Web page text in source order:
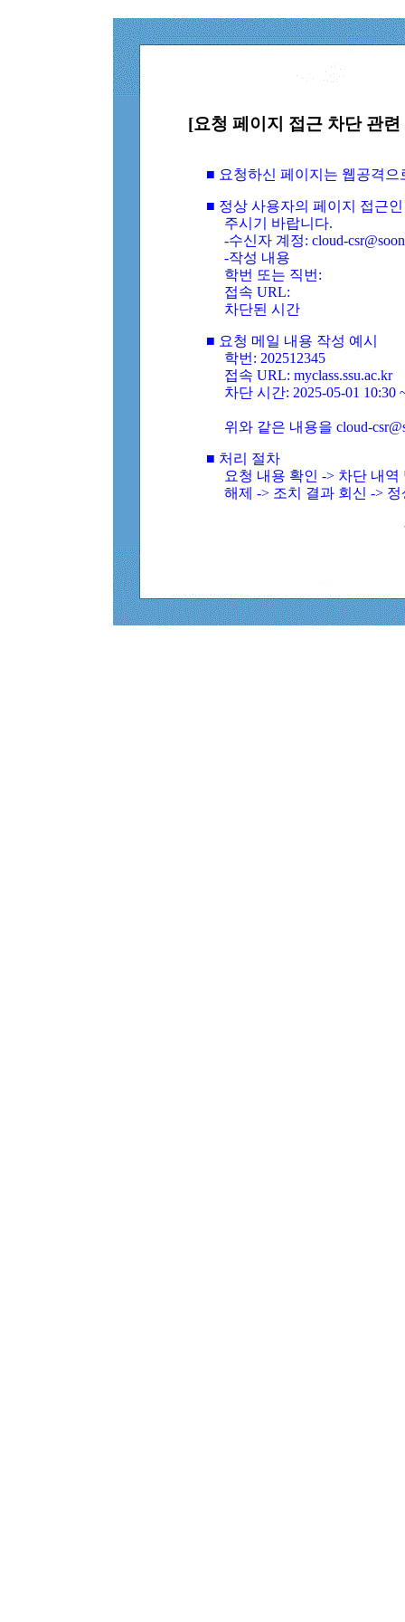
[요청 페이지 접근 차단 관
■ 요청하신 페이지는 웹공격
■ 정상 사용자의 페이지 접근
주시기 바랍니다.
-수신자 계정: cloud-
-작성 내용
학번 또는 직번:
접속 URL:
차단된 시간
■ 요청 메일 내용 작성 예시
학번: 202512345
접속 URL: myclass.ssu.ac.kr
차단 시간: 2025-05-01 10:30
위와 같은 내용을 cloud-
■ 처리 절차
요청 내용 확인 -> 차단 내
해제 -> 조치 결과 회신 ->